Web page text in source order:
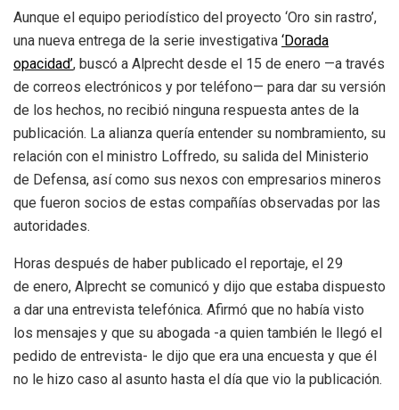
Aunque el equipo periodístico del proyecto ‘Oro sin rastro’,
una nueva entrega de la serie investigativa ‘Dorada
opacidad’, buscó a Alprecht desde el 15 de enero —a través
de correos electrónicos y por teléfono— para dar su versión
de los hechos, no recibió ninguna respuesta antes de la
publicación. La alianza quería entender su nombramiento, su
relación con el ministro Loffredo, su salida del Ministerio
de Defensa, así como sus nexos con empresarios mineros
que fueron socios de estas compañías observadas por las
autoridades.
Horas después de haber publicado el reportaje, el 29
de enero, Alprecht se comunicó y dijo que estaba dispuesto
a dar una entrevista telefónica. Afirmó que no había visto
los mensajes y que su abogada -a quien también le llegó el
pedido de entrevista- le dijo que era una encuesta y que él
no le hizo caso al asunto hasta el día que vio la publicación.